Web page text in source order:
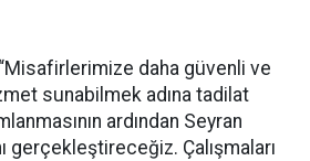
daha güvenli ve
sunabilmek adına tadilat
ardından Seyran
gerçekleştireceğiz. Çalışmaları